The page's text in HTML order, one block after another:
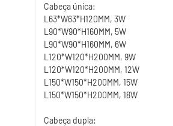
Cabeça única:
L63*W63*H120MM, 3W
L90*W90*H160MM, 5W
L90*W90*H160MM, 6W
L120*W120*H200MM, 9W
L120*W120*H200MM, 12W
L150*W150*H200MM, 15W
L150*W150*H200MM, 18W
Cabeça dupla: